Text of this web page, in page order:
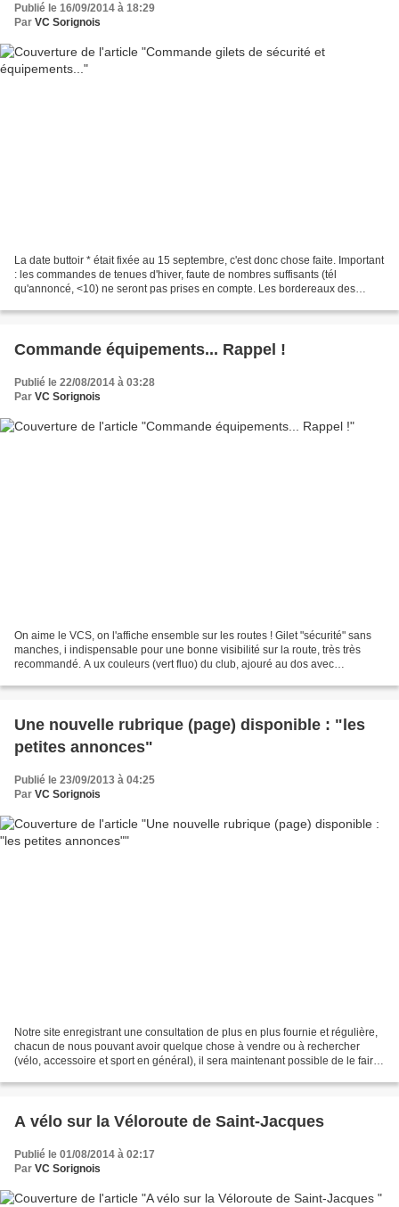
Publié le 16/09/2014 à 18:29
Par VC Sorignois
La date buttoir * était fixée au 15 septembre, c'est donc chose faite. Important
: les commandes de tenues d'hiver, faute de nombres suffisants (tél
qu'annoncé, <10) ne seront pas prises en compte. Les bordereaux des
Commande équipements... Rappel !
Publié le 22/08/2014 à 03:28
Par VC Sorignois
On aime le VCS, on l'affiche ensemble sur les routes ! Gilet "sécurité" sans
manches, i indispensable pour une bonne visibilité sur la route, très très
recommandé. A ux couleurs (vert fluo) du club, ajouré au dos avec
Une nouvelle rubrique (page) disponible : "les
petites annonces"
Publié le 23/09/2013 à 04:25
Par VC Sorignois
Notre site enregistrant une consultation de plus en plus fournie et régulière,
chacun de nous pouvant avoir quelque chose à vendre ou à rechercher
(vélo, accessoire et sport en général), il sera maintenant possible de le faire
A vélo sur la Véloroute de Saint-Jacques
Publié le 01/08/2014 à 02:17
Par VC Sorignois